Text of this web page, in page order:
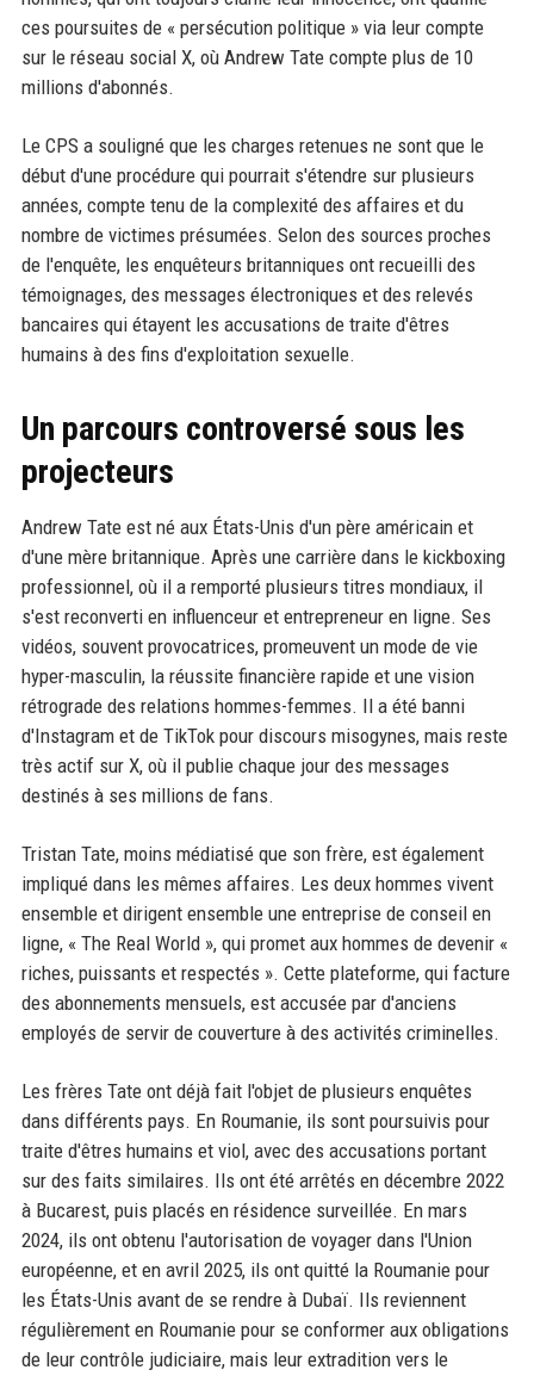
ces poursuites de « persécution politique » via leur compte
sur le réseau social X, où Andrew Tate compte plus de 10
millions d'abonnés.
Le CPS a souligné que les charges retenues ne sont que le
début d'une procédure qui pourrait s'étendre sur plusieurs
années, compte tenu de la complexité des affaires et du
nombre de victimes présumées. Selon des sources proches
de l'enquête, les enquêteurs britanniques ont recueilli des
témoignages, des messages électroniques et des relevés
bancaires qui étayent les accusations de traite d'êtres
humains à des fins d'exploitation sexuelle.
Un parcours controversé sous les
projecteurs
Andrew Tate est né aux États-Unis d'un père américain et
d'une mère britannique. Après une carrière dans le kickboxing
professionnel, où il a remporté plusieurs titres mondiaux, il
s'est reconverti en influenceur et entrepreneur en ligne. Ses
vidéos, souvent provocatrices, promeuvent un mode de vie
hyper-masculin, la réussite financière rapide et une vision
rétrograde des relations hommes-femmes. Il a été banni
d'Instagram et de TikTok pour discours misogynes, mais reste
très actif sur X, où il publie chaque jour des messages
destinés à ses millions de fans.
Tristan Tate, moins médiatisé que son frère, est également
impliqué dans les mêmes affaires. Les deux hommes vivent
ensemble et dirigent ensemble une entreprise de conseil en
ligne, « The Real World », qui promet aux hommes de devenir «
riches, puissants et respectés ». Cette plateforme, qui facture
des abonnements mensuels, est accusée par d'anciens
employés de servir de couverture à des activités criminelles.
Les frères Tate ont déjà fait l'objet de plusieurs enquêtes
dans différents pays. En Roumanie, ils sont poursuivis pour
traite d'êtres humains et viol, avec des accusations portant
sur des faits similaires. Ils ont été arrêtés en décembre 2022
à Bucarest, puis placés en résidence surveillée. En mars
2024, ils ont obtenu l'autorisation de voyager dans l'Union
européenne, et en avril 2025, ils ont quitté la Roumanie pour
les États-Unis avant de se rendre à Dubaï. Ils reviennent
régulièrement en Roumanie pour se conformer aux obligations
de leur contrôle judiciaire, mais leur extradition vers le